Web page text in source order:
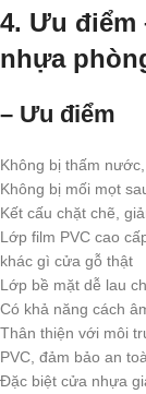
4. Ưu
nhựa
– Ưu điểm
Không bị thấm
Không bị mối mọt
Kết cấu chặt chẽ,
Lớp film PVC cao
khác gì cửa gỗ thật
Lớp bề mặt dễ lau
Có khả năng cách
Thân thiện với môi
PVC, đảm bảo an
Đặc biệt cửa nhựa